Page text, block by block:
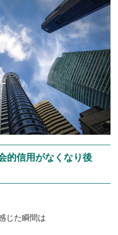
的信用がなくなり後
じた瞬間は